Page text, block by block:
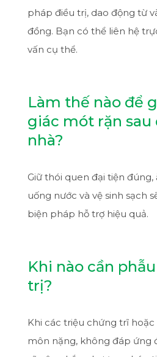
pháp điều trị, dao động từ
đồng. Bạn có thể liên hệ
vấn cụ thể.
Làm thế nào để
giác mót rặn sau
nhà?
Giữ thói quen đại tiện
uống nước và vệ sinh sạch
biện pháp hỗ trợ hiệu quả.
Khi nào cần
trị?
Khi các triệu chứng trĩ
môn nặng, không đáp ứng